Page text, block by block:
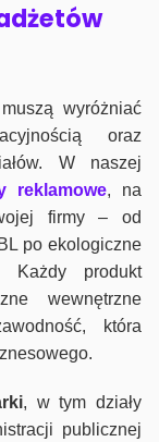
wyróżniać
oraz
W naszej
reklamowe, na
firmy – od
po ekologiczne
Każdy produkt
wewnętrzne
która
, w tym działy
publicznej